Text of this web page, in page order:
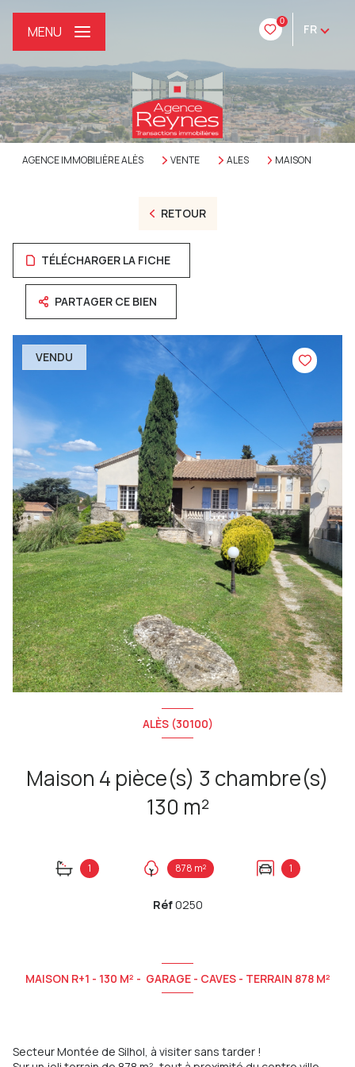
0
FR
MENU
AGENCE IMMOBILIÈRE ALÈS VENTE ALES MAISON
RETOUR
TÉLÉCHARGER LA FICHE
PARTAGER CE BIEN
VENDU
ALÈS (30100)
Maison 4 pièce(s) 3 chambre(s)
130 m²
1 878 m² 1
Réf0250
MAISON R+1 - 130 M² - GARAGE - CAVES - TERRAIN 878 M²
Secteur Montée de Silhol, à visiter sans tarder !